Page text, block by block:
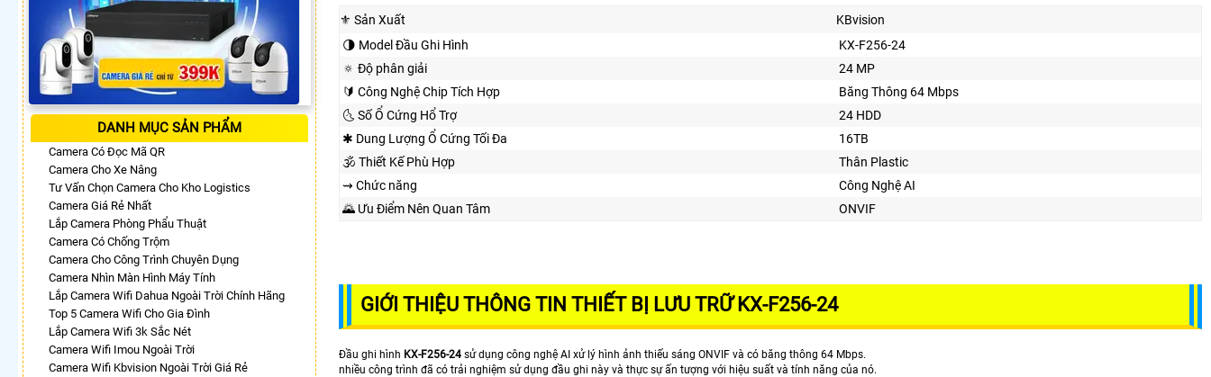
DANH MỤC SẢN PHẨM
Camera Có Đọc Mã QR
Camera Cho Xe Nâng
Tư Vấn Chọn Camera Cho Kho Logistics
Camera Giá Rẻ Nhất
Lắp Camera Phòng Phẩu Thuật
Camera Có Chống Trộm
Camera Cho Công Trình Chuyên Dụng
Camera Nhìn Màn Hình Máy Tính
Lắp Camera Wifi Dahua Ngoài Trời Chính Hãng
Top 5 Camera Wifi Cho Gia Đình
Lắp Camera Wifi 3k Sắc Nét
Camera Wifi Imou Ngoài Trời
Camera Wifi Kbvision Ngoài Trời Giá Rẻ
⚜️ Sản Xuất
KBvision
🌗 Model Đầu Ghi Hình
KX-F256-24
🔅 Độ phân giải
24 MP
🔰 Công Nghệ Chip Tích Hợp
Băng Thông 64 Mbps
🌜 Số Ổ Cứng Hổ Trợ
24 HDD
✱ Dung Lượng Ổ Cứng Tối Đa
16TB
🕉️ Thiết Kế Phù Hợp
Thân Plastic
⇝ Chức năng
Công Nghệ AI
🌄 Ưu Điểm Nên Quan Tâm
ONVIF
GIỚI THIỆU THÔNG TIN THIẾT BỊ LƯU TRỮ KX-F256-24
Đầu ghi hình KX-F256-24 sử dụng công nghệ AI xử lý hình ảnh thiếu sáng ONVIF và có băng thông 64 Mbps.
nhiều công trình đã có trải nghiệm sử dụng đầu ghi này và thực sự ấn tượng với hiệu suất và tính năng của nó.